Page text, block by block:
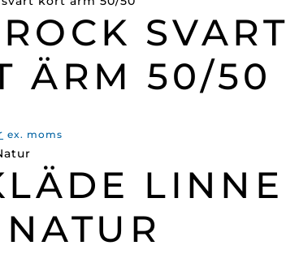
SVART
ÄRM 50/50
Det
nuvarande
priset
ex. moms
LINNE
NATUR